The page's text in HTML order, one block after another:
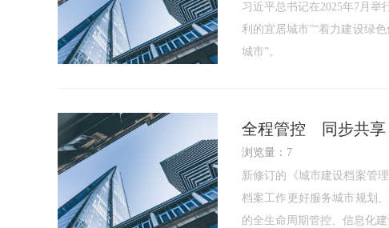
习近平总书记在2025年7月举
利的宜居城市”“着力建设绿
城市”。
全程管控 同步共享
浏览量：7
新修订的《城市建设档案管
档案工作更好服务城市规划
的全生命周期管控、信息化